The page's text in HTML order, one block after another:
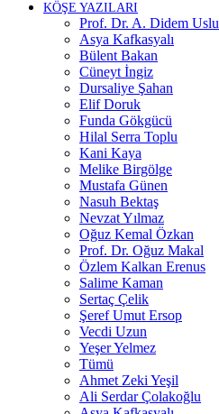
KÖŞE YAZILARI
Prof. Dr. A. Didem Uslu
Asya Kafkasyalı
Bülent Bakan
Cüneyt İngiz
Dursaliye Şahan
Elif Doruk
Funda Gökgücü
Hilal Serra Toplu
Kani Kaya
Melike Birgölge
Mustafa Günen
Nasuh Bektaş
Nevzat Yılmaz
Oğuz Kemal Özkan
Prof. Dr. Oğuz Makal
Özlem Kalkan Erenus
Salime Kaman
Sertaç Çelik
Şeref Umut Ersop
Vecdi Uzun
Yeşer Yelmez
Tümü
Ahmet Zeki Yeşil
Ali Serdar Çolakoğlu